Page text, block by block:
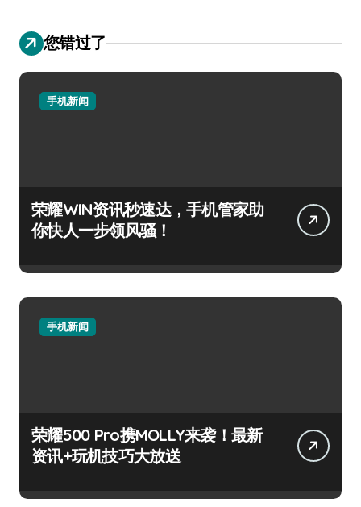
您错过了
手机新闻
荣耀WIN资讯秒速达，手机管家助
你快人一步领风骚！
手机新闻
荣耀500 Pro携MOLLY来袭！最新
资讯+玩机技巧大放送